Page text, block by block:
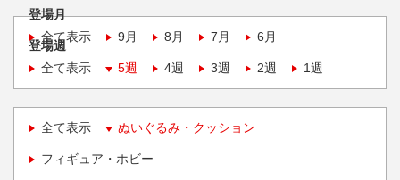
登場月
全て表示
9月 8月 7月 6月
登場週
全て表示
5週 4週 3週 2週 1週
全て表示 ぬいぐるみ・クッション
フィギュア・ホビー